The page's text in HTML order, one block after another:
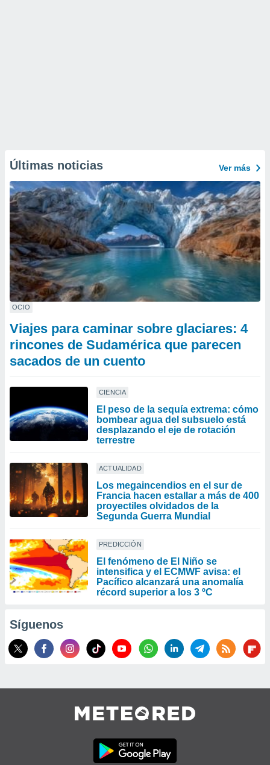
Últimas noticias Ver más
OCIO
Viajes para caminar sobre glaciares: 4
rincones de Sudamérica que parecen
sacados de un cuento
CIENCIA
El peso de la sequía extrema: cómo
bombear agua del subsuelo está
desplazando el eje de rotación
terrestre
ACTUALIDAD
Los megaincendios en el sur de
Francia hacen estallar a más de 400
proyectiles olvidados de la
Segunda Guerra Mundial
PREDICCIÓN
El fenómeno de El Niño se
intensifica y el ECMWF avisa: el
Pacífico alcanzará una anomalía
récord superior a los 3 ºC
Síguenos